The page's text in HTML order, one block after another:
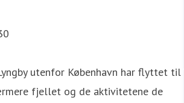
utenfor København har flyttet til
fjellet og de aktivitetene de